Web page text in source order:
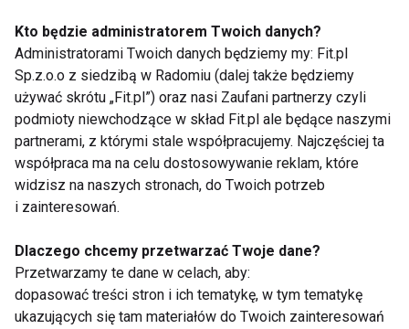
Jak ukoić stopy po
pieszej wycieczce?
Kosmetyki ziołowe do
stóp - zalety, rodzaje
Fakty i mity na temat
pielęgnacji stóp
Last minute dla
Twoich stóp
Kto będzie administratorem Twoich danych?
Administratorami Twoich danych będziemy my: Fit.pl
Sp.z.o.o z siedzibą w Radomiu (dalej także będziemy
używać skrótu „Fit.pl”) oraz nasi Zaufani partnerzy czyli
podmioty niewchodzące w skład Fit.pl ale będące naszymi
partnerami, z którymi stale współpracujemy. Najczęściej ta
współpraca ma na celu dostosowywanie reklam, które
widzisz na naszych stronach, do Twoich potrzeb
i zainteresowań.
Dlaczego chcemy przetwarzać Twoje dane?
Przetwarzamy te dane w celach, aby:
dopasować treści stron i ich tematykę, w tym tematykę
ukazujących się tam materiałów do Twoich zainteresowań